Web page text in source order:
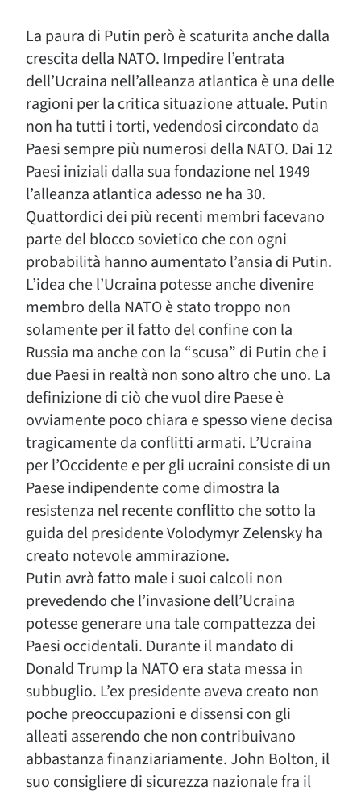
La paura di Putin però è scaturita anche dalla
crescita della NATO. Impedire l’entrata
dell’Ucraina nell’alleanza atlantica è una delle
ragioni per la critica situazione attuale. Putin
non ha tutti i torti, vedendosi circondato da
Paesi sempre più numerosi della NATO. Dai 12
Paesi iniziali dalla sua fondazione nel 1949
l’alleanza atlantica adesso ne ha 30.
Quattordici dei più recenti membri facevano
parte del blocco sovietico che con ogni
probabilità hanno aumentato l’ansia di Putin.
L’idea che l’Ucraina potesse anche divenire
membro della NATO è stato troppo non
solamente per il fatto del confine con la
Russia ma anche con la “scusa” di Putin che i
due Paesi in realtà non sono altro che uno. La
definizione di ciò che vuol dire Paese è
ovviamente poco chiara e spesso viene decisa
tragicamente da conflitti armati. L’Ucraina
per l’Occidente e per gli ucraini consiste di un
Paese indipendente come dimostra la
resistenza nel recente conflitto che sotto la
guida del presidente Volodymyr Zelensky ha
creato notevole ammirazione.
Putin avrà fatto male i suoi calcoli non
prevedendo che l’invasione dell’Ucraina
potesse generare una tale compattezza dei
Paesi occidentali. Durante il mandato di
Donald Trump la NATO era stata messa in
subbuglio. L’ex presidente aveva creato non
poche preoccupazioni e dissensi con gli
alleati asserendo che non contribuivano
abbastanza finanziariamente. John Bolton, il
suo consigliere di sicurezza nazionale fra il